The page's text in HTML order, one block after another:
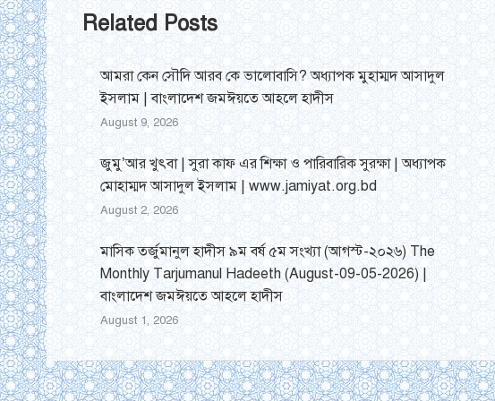
Related Posts
আমরা কেন সৌদি আরব কে ভালোবাসি? অধ্যাপক মুহাম্মদ আসাদুল
ইসলাম | বাংলাদেশ জমঈয়তে আহলে হাদীস
August 9, 2026
জুমু’আর খুৎবা | সুরা কাফ এর শিক্ষা ও পারিবারিক সুরক্ষা | অধ্যাপক
মোহাম্মদ আসাদুল ইসলাম | www.jamiyat.org.bd
August 2, 2026
মাসিক তর্জুমানুল হাদীস ৯ম বর্ষ ৫ম সংখ্যা (আগস্ট-২০২৬) The
Monthly Tarjumanul Hadeeth (August-09-05-2026) |
বাংলাদেশ জমঈয়তে আহলে হাদীস
August 1, 2026